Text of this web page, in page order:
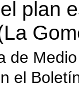
plan
de
el